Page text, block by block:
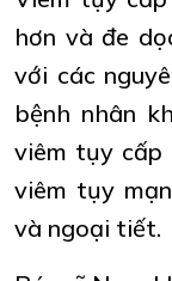
hơn và đe
với các
bệnh nhân
viêm tụy
viêm tụy
và ngoại tiết.